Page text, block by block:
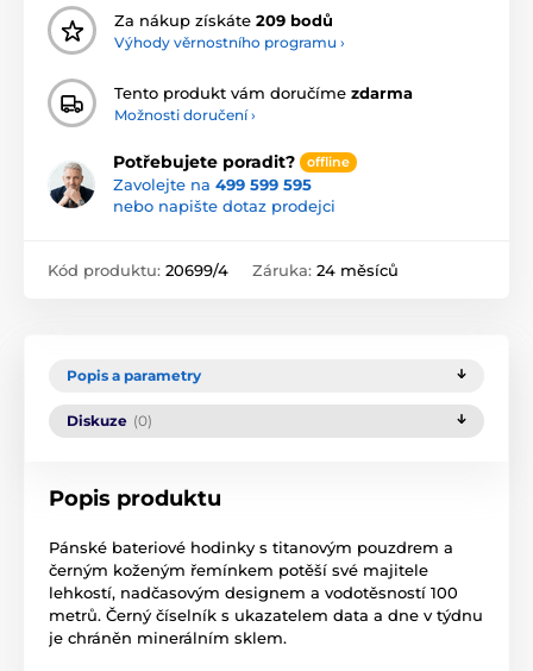
Za nákup získáte 209 bodů
Výhody věrnostního programu ›
Tento produkt vám doručíme zdarma
Možnosti doručení ›
Potřebujete poradit? offline
Zavolejte na 499 599 595
nebo napište dotaz prodejci
Kód produktu: 20699/4 Záruka: 24 měsíců
Popis a parametry
Diskuze (0)
Popis produktu
Pánské bateriové hodinky s titanovým pouzdrem a
černým koženým řemínkem potěší své majitele
lehkostí, nadčasovým designem a vodotěsností 100
metrů. Černý číselník s ukazatelem data a dne v týdnu
je chráněn minerálním sklem.